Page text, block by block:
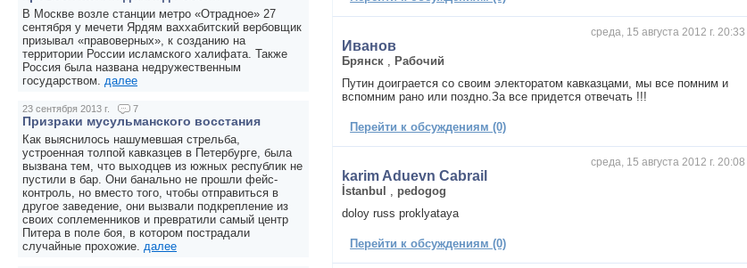
среда, 15 августа 2012 г. 20:33
Иванов
Брянск
Рабочий
Путин доиграется со своим электоратом кавказцами, мы все помним и
вспомним рано или поздно.За все придется отвечать !!!
Перейти к обсуждениям (0)
среда, 15 августа 2012 г. 20:08
karim Aduevn Cabrail
İstanbul
pedogog
doloy russ proklyataya
Перейти к обсуждениям (0)
В Москве возле станции метро «Отрадное» 27
сентября у мечети Ярдям ваххабитский вербовщик
призывал «правоверных», к созданию на
территории России исламского халифата. Также
Россия была названа недружественным
государством. далее
23 сентября 2013 г. 7
Призраки мусульманского восстания
Как выяснилось нашумевшая стрельба,
устроенная толпой кавказцев в Петербурге, была
вызвана тем, что выходцев из южных республик не
пустили в бар. Они банально не прошли фейс-
контроль, но вместо того, чтобы отправиться в
другое заведение, они вызвали подкрепление из
своих соплеменников и превратили самый центр
Питера в поле боя, в котором пострадали
случайные прохожие. далее